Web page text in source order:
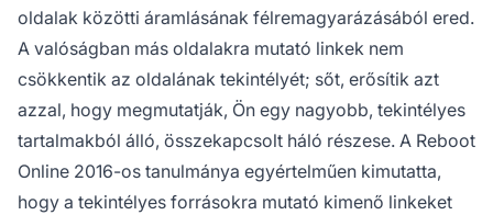
oldalak közötti áramlásának félremagyarázásából ered.
A valóságban más oldalakra mutató linkek nem
csökkentik az oldalának tekintélyét; sőt, erősítik azt
azzal, hogy megmutatják, Ön egy nagyobb, tekintélyes
tartalmakból álló, összekapcsolt háló részese. A Reboot
Online 2016-os tanulmánya egyértelműen kimutatta,
hogy a tekintélyes forrásokra mutató kimenő linkeket